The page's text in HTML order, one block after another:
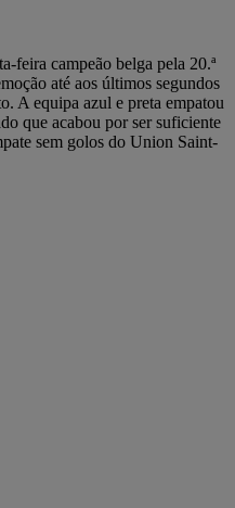
feira campeão belga pela 20.ª
até aos últimos segundos
A equipa azul e preta empatou
que acabou por ser suficiente
sem golos do Union Saint-